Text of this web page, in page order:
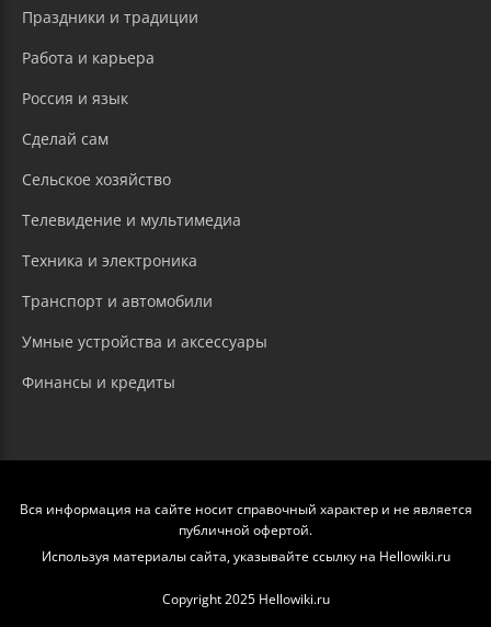
Праздники и традиции
Работа и карьера
Россия и язык
Сделай сам
Сельское хозяйство
Телевидение и мультимедиа
Техника и электроника
Транспорт и автомобили
Умные устройства и аксессуары
Финансы и кредиты
Вся информация на сайте носит справочный характер и не является
публичной офертой.
Используя материалы сайта, указывайте ссылку на Hellowiki.ru
Copyright 2025 Hellowiki.ru